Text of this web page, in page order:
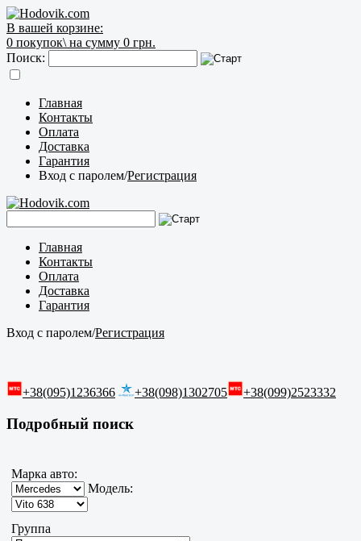
В вашей корзине:
0 покупок\ на сумму 0 грн.
Поиск:
Главная
Контакты
Оплата
Доставка
Гарантия
Вход с паролем/Регистрация
Главная
Контакты
Оплата
Доставка
Гарантия
Вход с паролем/Регистрация
+38(095)1236366 +38(098)1302705 +38(099)2523332
Подробный поиск
Марка авто:
Модель:
Группа